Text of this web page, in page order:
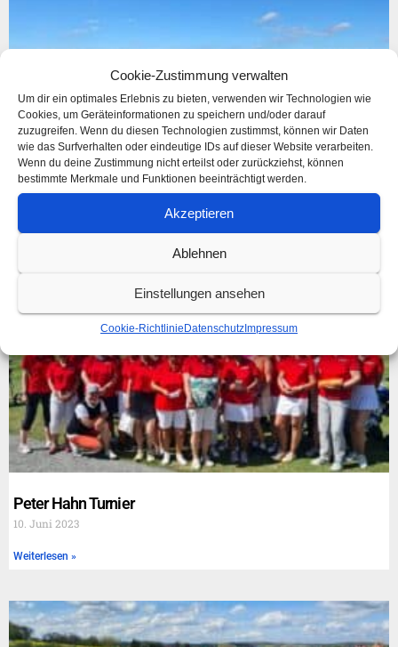
Cookie-Zustimmung verwalten
Um dir ein optimales Erlebnis zu bieten, verwenden wir Technologien wie
Cookies, um Geräteinformationen zu speichern und/oder darauf
zuzugreifen. Wenn du diesen Technologien zustimmst, können wir Daten
wie das Surfverhalten oder eindeutige IDs auf dieser Website verarbeiten.
Wenn du deine Zustimmung nicht erteilst oder zurückziehst, können
bestimmte Merkmale und Funktionen beeinträchtigt werden.
Akzeptieren
Ablehnen
Einstellungen ansehen
Cookie-Richtlinie Datenschutz Impressum
Samsonite Clubtour 2023
Weiterlesen »
Peter Hahn Turnier
10. Juni 2023
Weiterlesen »